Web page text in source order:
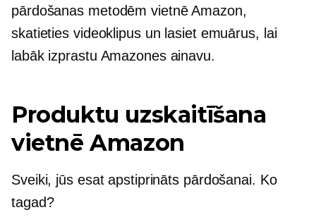
pārdošanas metodēm vietnē Amazon,
skatieties videoklipus un lasiet emuārus, lai
labāk izprastu Amazones ainavu.
Produktu uzskaitīšana
vietnē Amazon
Sveiki, jūs esat apstiprināts pārdošanai. Ko
tagad?